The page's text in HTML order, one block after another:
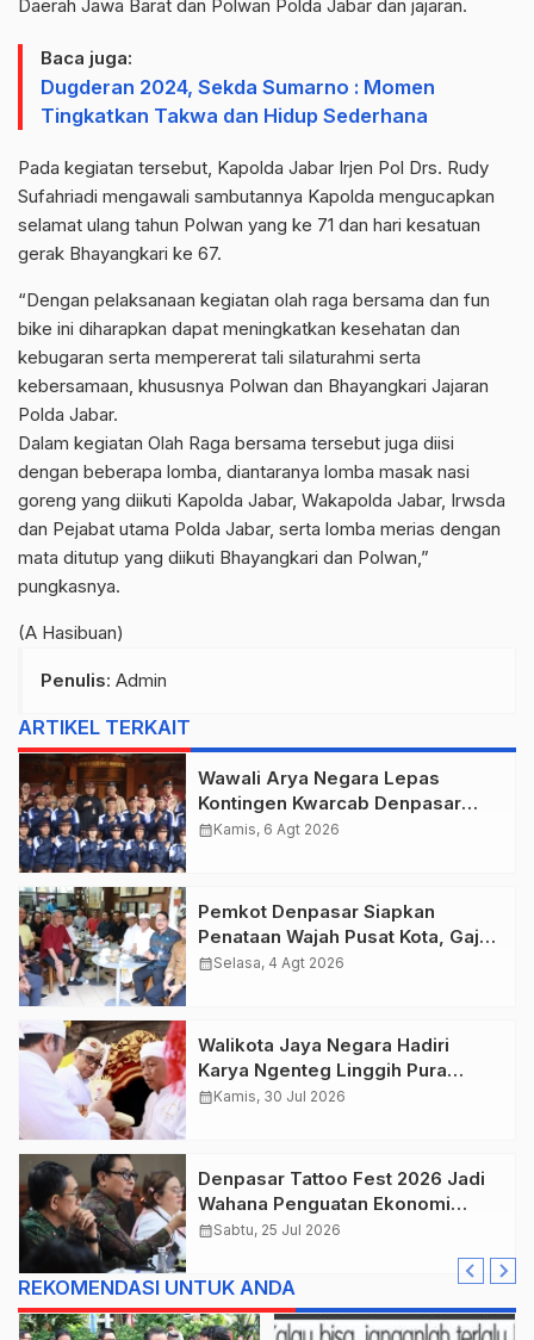
Daerah Jawa Barat dan Polwan Polda Jabar dan jajaran.
Baca juga:
Dugderan 2024, Sekda Sumarno : Momen
Tingkatkan Takwa dan Hidup Sederhana
Pada kegiatan tersebut, Kapolda Jabar Irjen Pol Drs. Rudy
Sufahriadi mengawali sambutannya Kapolda mengucapkan
selamat ulang tahun Polwan yang ke 71 dan hari kesatuan
gerak Bhayangkari ke 67.
“Dengan pelaksanaan kegiatan olah raga bersama dan fun
bike ini diharapkan dapat meningkatkan kesehatan dan
kebugaran serta mempererat tali silaturahmi serta
kebersamaan, khususnya Polwan dan Bhayangkari Jajaran
Polda Jabar.
Dalam kegiatan Olah Raga bersama tersebut juga diisi
dengan beberapa lomba, diantaranya lomba masak nasi
goreng yang diikuti Kapolda Jabar, Wakapolda Jabar, Irwsda
dan Pejabat utama Polda Jabar, serta lomba merias dengan
mata ditutup yang diikuti Bhayangkari dan Polwan,”
pungkasnya.
(A Hasibuan)
Penulis: Admin
ARTIKEL TERKAIT
Wawali Arya Negara Lepas
Kontingen Kwarcab Denpasar
Menuju Jambore Nasional XII
calendar_monthKamis, 6 Agt 2026
Pemkot Denpasar Siapkan
Penataan Wajah Pusat Kota, Gajah
Mada Jadi Salah Satu Kawasan
calendar_monthSelasa, 4 Agt 2026
Walikota Jaya Negara Hadiri
Karya Ngenteg Linggih Pura
Gunung Sari Desa Adat Peraupan
calendar_monthKamis, 30 Jul 2026
Denpasar Tattoo Fest 2026 Jadi
Wahana Penguatan Ekonomi
Kreatif Kota.
calendar_monthSabtu, 25 Jul 2026
REKOMENDASI UNTUK ANDA